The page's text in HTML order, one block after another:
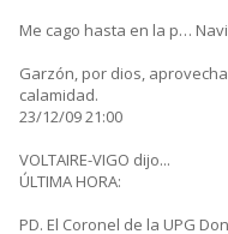
Me cago hasta en la p…
Garzón, por dios,
calamidad.
23/12/09 21:00
VOLTAIRE-VIGO dijo...
ÚLTIMA HORA:
PD. El Coronel de la UPG